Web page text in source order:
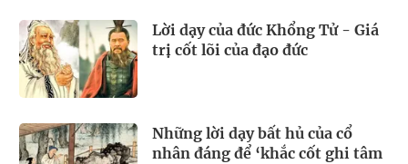
Lời dạy của đức Khổng Tử - Giá
trị cốt lõi của đạo đức
Những lời dạy bất hủ của cổ
nhân đáng để ‘khắc cốt ghi tâm